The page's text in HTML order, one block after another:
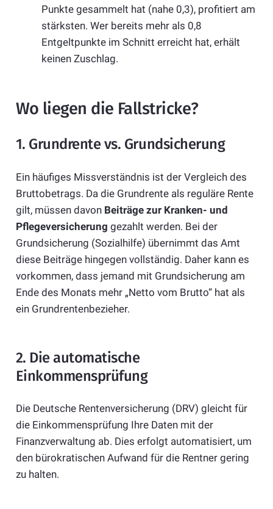
Punkte gesammelt hat (nahe 0,3), profitiert am
stärksten. Wer bereits mehr als 0,8
Entgeltpunkte im Schnitt erreicht hat, erhält
keinen Zuschlag.
Wo liegen die Fallstricke?
1. Grundrente vs. Grundsicherung
Ein häufiges Missverständnis ist der Vergleich des
Bruttobetrags. Da die Grundrente als reguläre Rente
gilt, müssen davon Beiträge zur Kranken- und
Pflegeversicherung gezahlt werden. Bei der
Grundsicherung (Sozialhilfe) übernimmt das Amt
diese Beiträge hingegen vollständig. Daher kann es
vorkommen, dass jemand mit Grundsicherung am
Ende des Monats mehr „Netto vom Brutto“ hat als
ein Grundrentenbezieher.
2. Die automatische
Einkommensprüfung
Die Deutsche Rentenversicherung (DRV) gleicht für
die Einkommensprüfung Ihre Daten mit der
Finanzverwaltung ab. Dies erfolgt automatisiert, um
den bürokratischen Aufwand für die Rentner gering
zu halten.